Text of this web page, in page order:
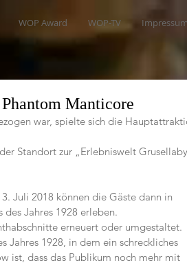
WOP Award WOP-TV Impressum
Manticore
war, spielte sich die
Standort zur „Erlebniswelt
Juli 2018 können die Gäste dann in
Jahres 1928 erleben.
erneuert oder umgestaltet.
Jahres 1928, in dem ein schreckliches
ist, dass das Publikum noch mehr mit